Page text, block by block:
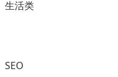
生活类
SEO